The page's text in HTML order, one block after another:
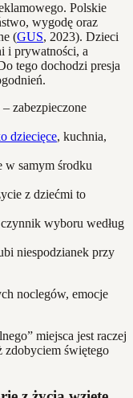
Polskie
wygodę oraz
(GUS, 2023). Dzieci
i prywatności, a
tego dochodzi presja
– zabezpieczone
dziecięce, kuchnia,
w samym środku
z dziećmi to
wyboru według
niespodzianek przy
miejsca jest raczej
zdobyciem świętego